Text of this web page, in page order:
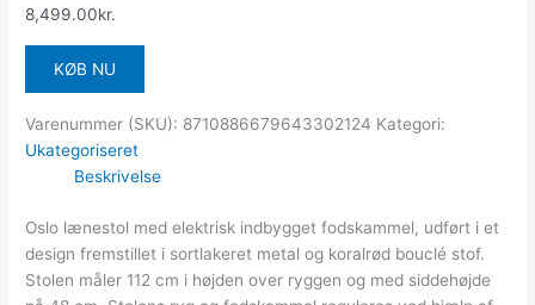
8,499.00kr.
KØB NU
Varenummer (SKU): 8710886679643302124 Kategori:
Ukategoriseret
Beskrivelse
Oslo lænestol med elektrisk indbygget fodskammel, udført i et
design fremstillet i sortlakeret metal og koralrød bouclé stof.
Stolen måler 112 cm i højden over ryggen og med siddehøjde